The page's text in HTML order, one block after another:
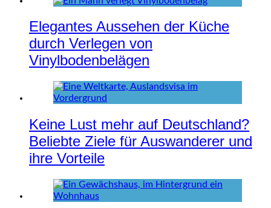
Elegantes Aussehen der Küche
durch Verlegen von
Vinylbodenbelägen
Keine Lust mehr auf Deutschland?
Beliebte Ziele für Auswanderer und
ihre Vorteile